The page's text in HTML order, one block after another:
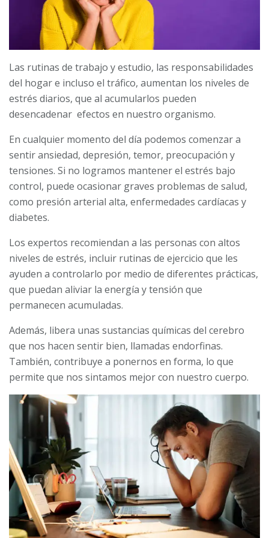
Las rutinas de trabajo y estudio, las responsabilidades
del hogar e incluso el tráfico, aumentan los niveles de
estrés diarios, que al acumularlos pueden
desencadenar efectos en nuestro organismo.
En cualquier momento del día podemos comenzar a
sentir ansiedad, depresión, temor, preocupación y
tensiones. Si no logramos mantener el estrés bajo
control, puede ocasionar graves problemas de salud,
como presión arterial alta, enfermedades cardíacas y
diabetes.
Los expertos recomiendan a las personas con altos
niveles de estrés, incluir rutinas de ejercicio que les
ayuden a controlarlo por medio de diferentes prácticas,
que puedan aliviar la energía y tensión que
permanecen acumuladas.
Además, libera unas sustancias químicas del cerebro
que nos hacen sentir bien, llamadas endorfinas.
También, contribuye a ponernos en forma, lo que
permite que nos sintamos mejor con nuestro cuerpo.